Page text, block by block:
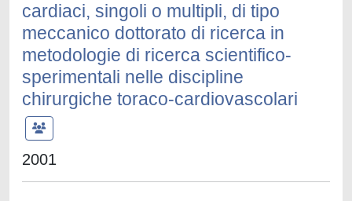
cardiaci, singoli o multipli, di tipo
meccanico dottorato di ricerca in
metodologie di ricerca scientifico-
sperimentali nelle discipline
chirurgiche toraco-cardiovascolari
2001